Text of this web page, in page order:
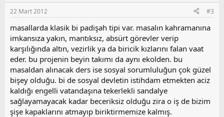
r
:
s
u
z
o
y
l
a
22 Mart 2012 #3
masallarda klasik bi padişah tipi var. masalın kahramanına
imkansıza yakın, mantıksız, absürt görevler verip
karşılığında altın, vezirlik ya da biricik kızlarını falan vaat
eder. bu projenin beyin takımı da aynı ekolden. bu
masaldan alınacak ders ise sosyal sorumluluğun çok güzel
bişey olduğu. bi de sosyal devletin istihdam etmekten aciz
kaldığı engelli vatandaşına tekerlekli sandalye
sağlayamayacak kadar beceriksiz olduğu zira o iş de bizim
şişe kapaklarını atmayıp biriktirmemize kalmış.